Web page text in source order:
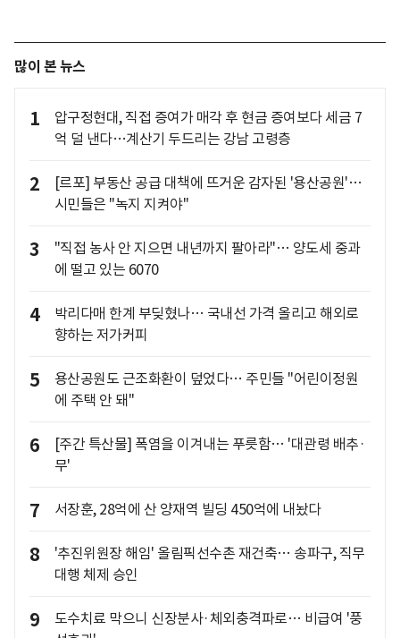
많이 본 뉴스
1
압구정현대, 직접 증여가 매각 후 현금 증여보다 세금 7
억 덜 낸다…계산기 두드리는 강남 고령층
2
[르포] 부동산 공급 대책에 뜨거운 감자된 '용산공원'…
시민들은 "녹지 지켜야"
3
"직접 농사 안 지으면 내년까지 팔아라"… 양도세 중과
에 떨고 있는 6070
4
박리다매 한계 부딪혔나… 국내선 가격 올리고 해외로
향하는 저가커피
5
용산공원도 근조화환이 덮었다… 주민들 "어린이정원
에 주택 안 돼"
6
[주간 특산물] 폭염을 이겨내는 푸릇함… '대관령 배추·
무'
7 서장훈, 28억에 산 양재역 빌딩 450억에 내놨다
8
'추진위원장 해임' 올림픽선수촌 재건축… 송파구, 직무
대행 체제 승인
9
도수치료 막으니 신장분사·체외충격파로… 비급여 '풍